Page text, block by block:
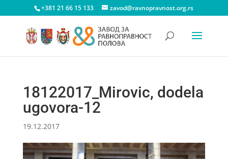
+381 21 66 15 133 zavod@ravnopravnost.org.rs
18122017_Mirovic, dodela
ugovora-12
19.12.2017